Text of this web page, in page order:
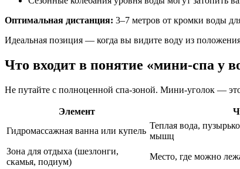
Оптимальная дистанция: 3–7 метров от кромки воды
Идеальная позиция — когда вы видите воду из
Что входит в понятие «мини-спа у
Не путайте с полноценной спа-зоной. Мини-уголок —
Элемент
Гидромассажная ванна или купель
Теплая вода,
мышц
Зона для отдыха (шезлонги,
скамья, подиум)
Место, где можно